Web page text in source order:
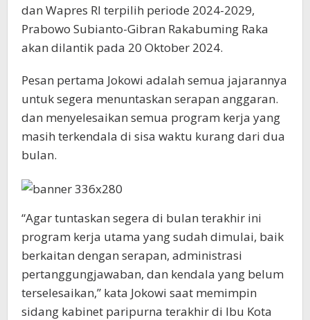
dan Wapres RI terpilih periode 2024-2029,
Prabowo Subianto-Gibran Rakabuming Raka
akan dilantik pada 20 Oktober 2024.
Pesan pertama Jokowi adalah semua jajarannya
untuk segera menuntaskan serapan anggaran.
dan menyelesaikan semua program kerja yang
masih terkendala di sisa waktu kurang dari dua
bulan.
“Agar tuntaskan segera di bulan terakhir ini
program kerja utama yang sudah dimulai, baik
berkaitan dengan serapan, administrasi
pertanggungjawaban, dan kendala yang belum
terselesaikan,” kata Jokowi saat memimpin
sidang kabinet paripurna terakhir di Ibu Kota